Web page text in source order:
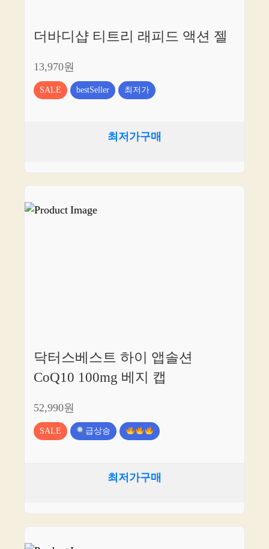
더바디샵 티트리 래피드 액션 젤
13,970원
SALE bestSeller 최저가
최저가구매
닥터스베스트 하이 앱솔션
CoQ10 100mg 베지 캡
52,990원
SALE 급상승
최저가구매